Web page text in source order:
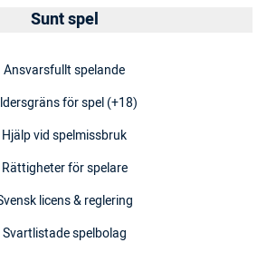
Sunt spel
Ansvarsfullt spelande
för spel (+18)
Hjälp vid spelmissbruk
Rättigheter för spelare
licens & reglering
Svartlistade spelbolag